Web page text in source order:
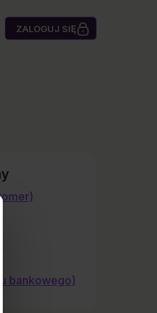
ZALOGUJ SIĘ
bankowego)